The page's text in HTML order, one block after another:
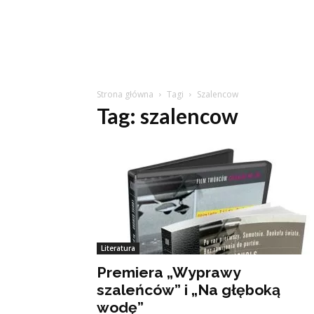
Strona główna Tagi Szalencow
Tag: szalencow
Literatura
Premiera „Wyprawy
szaleńców” i „Na głęboką
wodę”